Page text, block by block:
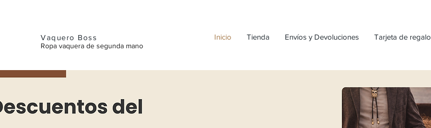
Vaquero Boss
Ropa vaquera de segunda mano
Inicio Tienda Envíos y Devoluciones Tarjeta de regalo